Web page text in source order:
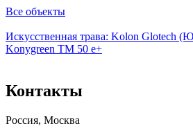
Все объекты
Искусственная трава: Kolon Glotech
Konygreen TM 50 e+
Контакты
Россия, Москва